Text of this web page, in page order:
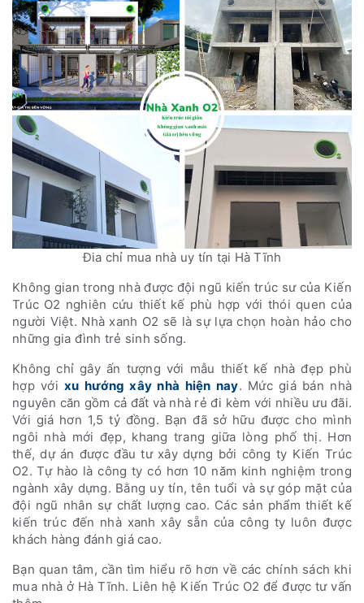
Đia chỉ mua nhà uy tín tại Hà Tĩnh
Không gian trong nhà được đội ngũ kiến trúc sư của Kiến
Trúc O2 nghiên cứu thiết kế phù hợp với thói quen của
người Việt. Nhà xanh O2 sẽ là sự lựa chọn hoàn hảo cho
những gia đình trẻ sinh sống.
Không chỉ gây ấn tượng với mẫu thiết kế nhà đẹp phù
hợp vớixu hướng xây nhà hiện nay. Mức giá bán nhà
nguyên căn gồm cả đất và nhà rẻ đi kèm với nhiều ưu đãi.
Với giá hơn 1,5 tỷ đồng. Bạn đã sở hữu được cho mình
ngôi nhà mới đẹp, khang trang giữa lòng phố thị. Hơn
thế, dự án được đầu tư xây dựng bởi công ty Kiến Trúc
O2. Tự hào là công ty có hơn 10 năm kinh nghiệm trong
ngành xây dựng. Bằng uy tín, tên tuổi và sự góp mặt của
đội ngũ nhân sự chất lượng cao. Các sản phẩm thiết kế
kiến trúc đến nhà xanh xây sẵn của công ty luôn được
khách hàng đánh giá cao.
Bạn quan tâm, cần tìm hiểu rõ hơn về các chính sách khi
mua nhà ở Hà Tĩnh. Liên hệ Kiến Trúc O2 để được tư vấn